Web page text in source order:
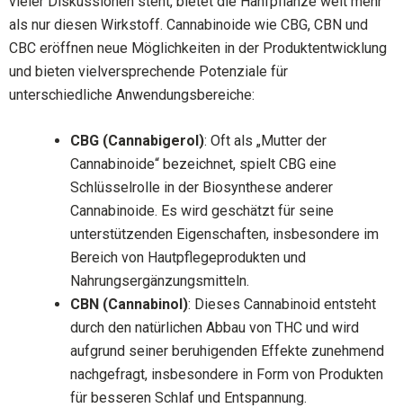
als nur diesen Wirkstoff. Cannabinoide wie CBG, CBN und
CBC eröffnen neue Möglichkeiten in der Produktentwicklung
und bieten vielversprechende Potenziale für
unterschiedliche Anwendungsbereiche:
CBG (Cannabigerol): Oft als „Mutter der
Cannabinoide“ bezeichnet, spielt CBG eine
Schlüsselrolle in der Biosynthese anderer
Cannabinoide. Es wird geschätzt für seine
unterstützenden Eigenschaften, insbesondere im
Bereich von Hautpflegeprodukten und
Nahrungsergänzungsmitteln.
CBN (Cannabinol): Dieses Cannabinoid entsteht
durch den natürlichen Abbau von THC und wird
aufgrund seiner beruhigenden Effekte zunehmend
nachgefragt, insbesondere in Form von Produkten
für besseren Schlaf und Entspannung.